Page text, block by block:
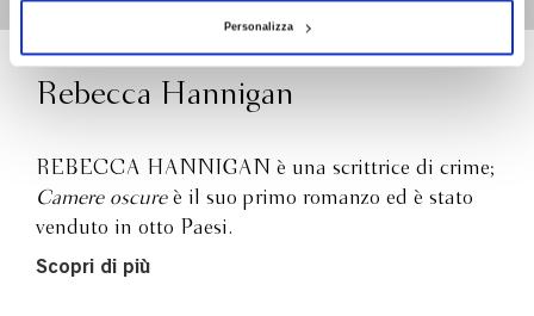
Personalizza
Rebecca Hannigan
REBECCA HANNIGAN è una scrittrice di crime;
Camere oscureè il suo primo romanzo ed è stato
venduto in otto Paesi.
Scopri di più